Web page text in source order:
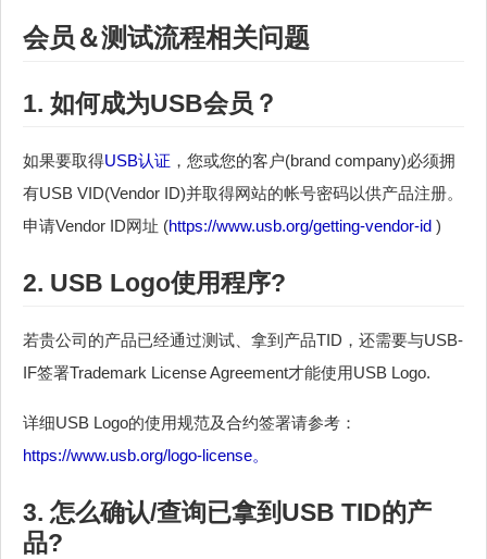
会员＆测试流程相关问题
1. 如何成为USB会员？
如果要取得USB认证 ，您或您的客户(brand company)必须拥
有USB VID(Vendor ID)并取得网站的帐号密码以供产品注册。
申请Vendor ID网址 (https://www.usb.org/getting-vendor-id )
2. USB Logo使用程序?
若贵公司的产品已经通过测试、拿到产品TID，还需要与USB-
IF签署Trademark License Agreement才能使用USB Logo.
详细USB Logo的使用规范及合约签署请参考：
https://www.usb.org/logo-license。
3. 怎么确认/查询已拿到USB TID的产
品?